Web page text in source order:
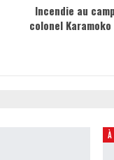
Incendie au
colonel
À